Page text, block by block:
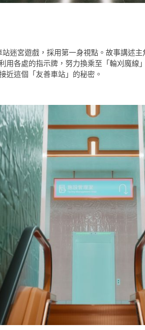
站迷宮遊戲，採用第一身視點。故事講述
用各處的指示牌，努力換乘至「輪刈魔
近這個「友善車站」的秘密。